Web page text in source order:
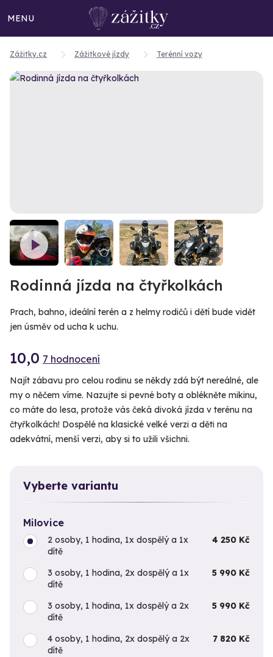
MENU
Zážitky.cz Zážitkové jízdy Terénní vozy
Rodinná jízda na čtyřkolkách
Prach, bahno, ideální terén a z helmy rodičů i dětí bude vidět
jen úsměv od ucha k uchu.
10,0 7 hodnocení
Najít zábavu pro celou rodinu se někdy zdá být nereálné, ale
my o něčem víme. Nazujte si pevné boty a oblékněte mikinu,
co máte do lesa, protože vás čeká divoká jízda v terénu na
čtyřkolkách! Dospělé na klasické velké verzi a děti na
adekvátní, menší verzi, aby si to užili všichni.
Vyberte variantu
Milovice
2 osoby, 1 hodina, 1x dospělý a 1x
dítě
4 250 Kč
3 osoby, 1 hodina, 2x dospělý a 1x
dítě
5 990 Kč
3 osoby, 1 hodina, 1x dospělý a 2x
dítě
5 990 Kč
4 osoby, 1 hodina, 2x dospělý a 2x
dítě
7 820 Kč